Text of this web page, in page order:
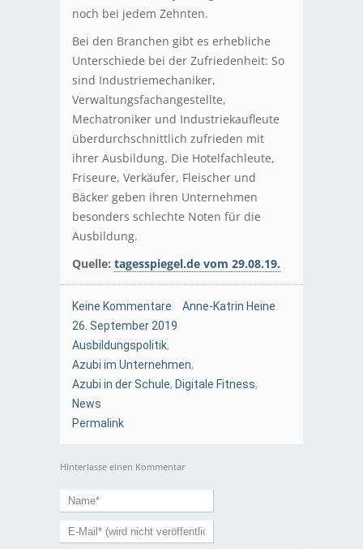
noch bei jedem Zehnten.
Bei den Branchen gibt es erhebliche
Unterschiede bei der Zufriedenheit: So
sind Industriemechaniker,
Verwaltungsfachangestellte,
Mechatroniker und Industriekaufleute
überdurchschnittlich zufrieden mit
ihrer Ausbildung. Die Hotelfachleute,
Friseure, Verkäufer, Fleischer und
Bäcker geben ihren Unternehmen
besonders schlechte Noten für die
Ausbildung.
Quelle: tagesspiegel.de vom 29.08.19.
Keine Kommentare
Anne-Katrin Heine
26. September 2019
Ausbildungspolitik,
Azubi im Unternehmen,
Azubi in der Schule, Digitale Fitness,
News
Permalink
Hinterlasse einen Kommentar